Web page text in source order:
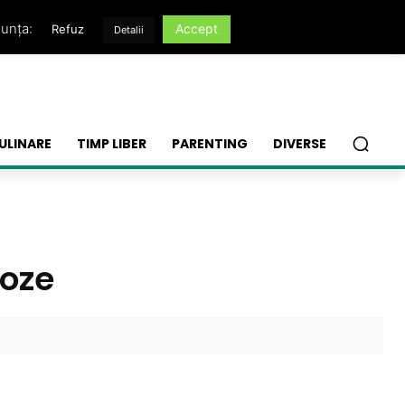
TIMP LIBER PARENTING DIVERSE
Refuz Detalii Accept